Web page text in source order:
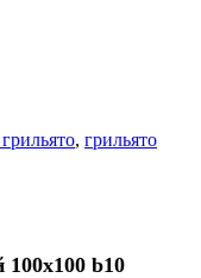
, грильято
b10